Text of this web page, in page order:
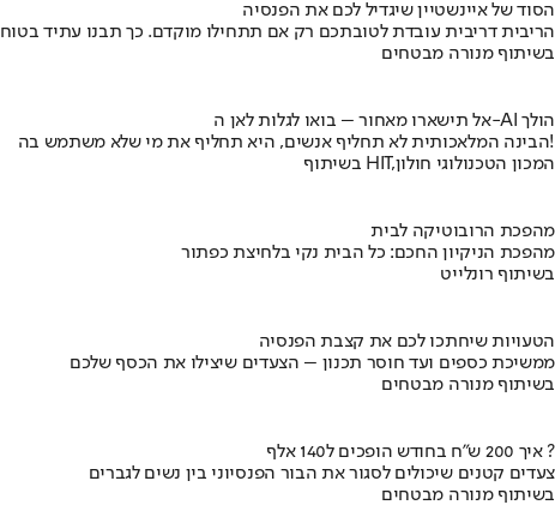
הסוד של איינשטיין שיגדיל לכם את הפנסיה
הריבית דריבית עובדת לטובתכם רק אם תתחילו מוקדם. כך תבנו עתיד בטוח
בשיתוף מנורה מבטחים
אל תישארו מאחור – בואו לגלות לאן ה-AI הולך
הבינה המלאכותית לא תחליף אנשים, היא תחליף את מי שלא משתמש בה!
בשיתוף HIT,המכון הטכנולוגי חולון
מהפכת הרובוטיקה לבית
מהפכת הניקיון החכם: כל הבית נקי בלחיצת כפתור
בשיתוף רונלייט
הטעויות שיחתכו לכם את קצבת הפנסיה
ממשיכת כספים ועד חוסר תכנון – הצעדים שיצילו את הכסף שלכם
בשיתוף מנורה מבטחים
איך 200 ש"ח בחודש הופכים ל140 אלף ?
צעדים קטנים שיכולים לסגור את הבור הפנסיוני בין נשים לגברים
בשיתוף מנורה מבטחים